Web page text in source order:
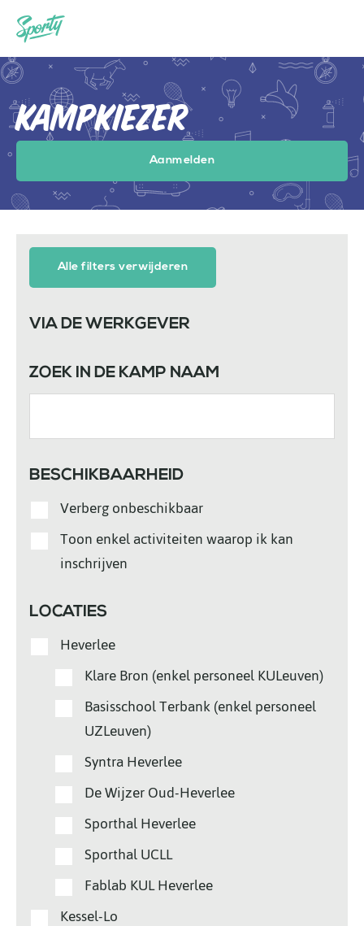
Kampkiezer
Aanmelden
Alle filters verwijderen
VIA DE WERKGEVER
ZOEK IN DE KAMP NAAM
BESCHIKBAARHEID
Verberg onbeschikbaar
Toon enkel activiteiten waarop ik kan
inschrijven
LOCATIES
Heverlee
Klare Bron (enkel personeel KULeuven)
Basisschool Terbank (enkel personeel
UZLeuven)
Syntra Heverlee
De Wijzer Oud-Heverlee
Sporthal Heverlee
Sporthal UCLL
Fablab KUL Heverlee
Kessel-Lo